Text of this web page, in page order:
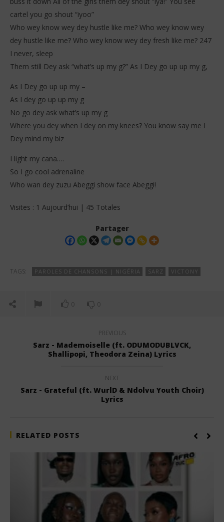
cartel you go shout “iyoo”
Who wey know wey dey hustle like me? Who wey know wey
dey hustle like me? Who wey know wey dey fresh like me? 247
I never, sleep
Them still Dey ask “what’s up my g?” As I Dey go up up my g,
As I Dey go up up my –
As I dey go up up my g
No go dey ask what’s up my g
Where you dey when I dey on my knees? You know say me I
Dey mind my biz
I light my cana….
So I go cool adrenaline
Who wan dey zuzu Abeggi show face Abeggi!
Visites : 1 Aujourd’hui | 45 Totales
Partager
TAGS: PAROLES DE CHANSONS | NIGÉRIA SARZ VICTONY
0 0
PREVIOUS
Sarz - Mademoiselle (ft. ODUMODUBLVCK,
Shallipopi, Theodora Zeina) Lyrics
NEXT
Sarz - Grateful (ft. WurlD & Ndolvu Youth Choir)
Lyrics
RELATED POSTS